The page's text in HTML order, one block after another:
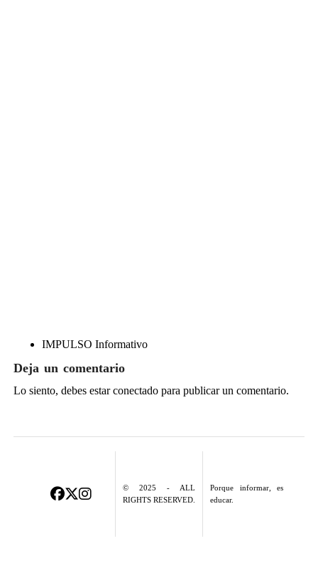
IMPULSO Informativo
Deja un comentario
Lo siento, debes estarconectadopara publicar un comentario.
© 2025 - ALL
RIGHTS RESERVED.
Porque informar, es
educar.